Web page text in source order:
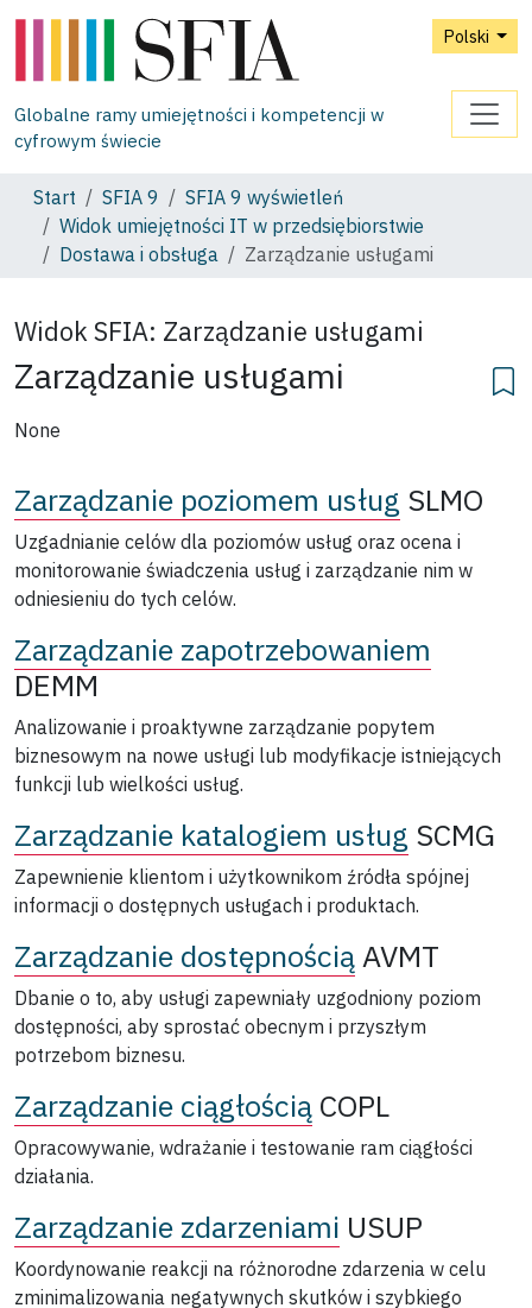
Polski
Globalne ramy umiejętności i kompetencji w
cyfrowym świecie
Start SFIA 9
SFIA 9 wyświetleń
Widok umiejętności IT w przedsiębiorstwie
Dostawa i obsługa
Zarządzanie usługami
Widok SFIA: Zarządzanie usługami
Zarządzanie usługami
None
Zarządzanie poziomem usług SLMO
Uzgadnianie celów dla poziomów usług oraz ocena i
monitorowanie świadczenia usług i zarządzanie nim w
odniesieniu do tych celów.
Zarządzanie zapotrzebowaniem
DEMM
Analizowanie i proaktywne zarządzanie popytem
biznesowym na nowe usługi lub modyfikacje istniejących
funkcji lub wielkości usług.
Zarządzanie katalogiem usług SCMG
Zapewnienie klientom i użytkownikom źródła spójnej
informacji o dostępnych usługach i produktach.
Zarządzanie dostępnościąAVMT
Dbanie o to, aby usługi zapewniały uzgodniony poziom
dostępności, aby sprostać obecnym i przyszłym
potrzebom biznesu.
Zarządzanie ciągłością COPL
Opracowywanie, wdrażanie i testowanie ram ciągłości
działania.
Zarządzanie zdarzeniami USUP
Koordynowanie reakcji na różnorodne zdarzenia w celu
zminimalizowania negatywnych skutków i szybkiego